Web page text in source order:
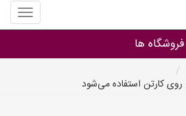
منوی
سایت
سازی
فروشگاه ها
کارتن جعبه
کارتن استفاده می‌شود